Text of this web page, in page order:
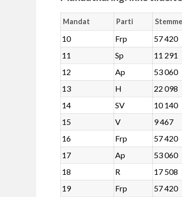
Mandat Parti
10 Frp 57 420
11
Sp 11 291
12
Ap 53 060
13
H 22 098
14
SV 10 140
15
V 9 467
16
Frp 57 420
17
Ap 53 060
18
R 17 508
19
Frp 57 420